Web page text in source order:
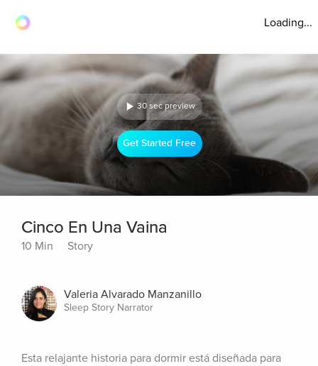
Loading...
30 sec preview
Get Started Free
Cinco En Una Vaina
10 Min Story
Valeria Alvarado Manzanillo
Sleep Story Narrator
Esta relajante historia para dormir está diseñada para